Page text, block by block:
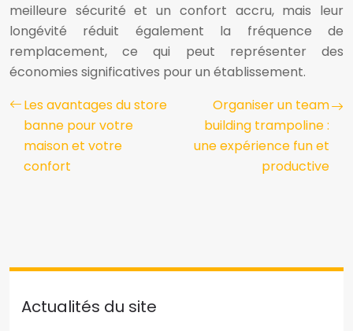
meilleure sécurité et un confort accru, mais leur
longévité réduit également la fréquence de
remplacement, ce qui peut représenter des
économies significatives pour un établissement.
Les avantages du store
banne pour votre
maison et votre
confort
Organiser un team
building trampoline :
une expérience fun et
productive
Actualités du site